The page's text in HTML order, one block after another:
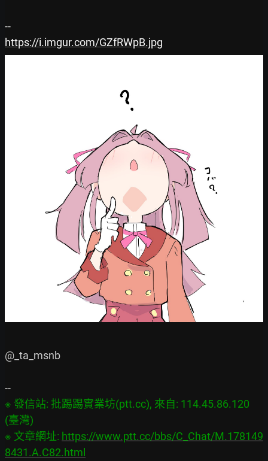
https://i.imgur.com/GZfRWpB.jpg
@_ta_msnb
※ 發信站: 批踢踢實業坊(ptt.cc), 來自: 114.45.86.120
(臺灣)
※ 文章網址: https://www.ptt.cc/bbs/C_Chat/M.178149
8431.A.C82.html